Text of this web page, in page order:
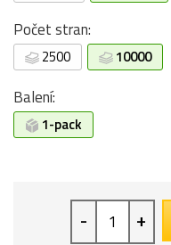
Počet stran:
2500 10000
Balení:
1-pack
- +